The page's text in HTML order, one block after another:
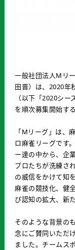
一般社団法人Mリ
田晋）は、2020年
（以下「2020シ
を順次募集開始す
「Mリーグ」は、
ロ麻雀リーグです
ー達の中から、企
プロたちが洗練さ
の威信をかけて知
麻雀の競技化、健
び認知の拡大、新
そのような背景の
念にご賛同いただ
ました。チームス